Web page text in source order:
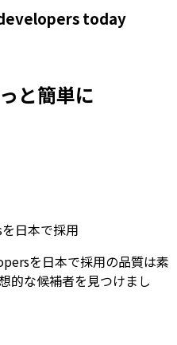
today
と簡単に
日本で採用
を日本で採用の品質は素
的な候補者を見つけまし